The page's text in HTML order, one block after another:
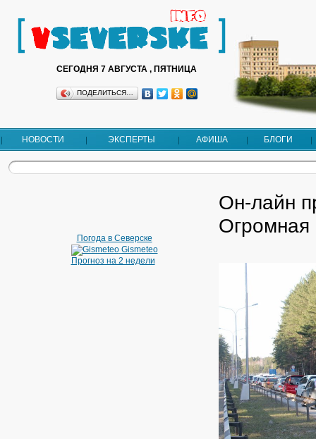
СЕГОДНЯ 7 АВГУСТА , ПЯТНИЦА
ПОДЕЛИТЬСЯ…
НОВОСТИ ЭКСПЕРТЫ АФИША БЛОГИ
Погода в Северске
Gismeteo
Прогноз на 2 недели
Он-лайн